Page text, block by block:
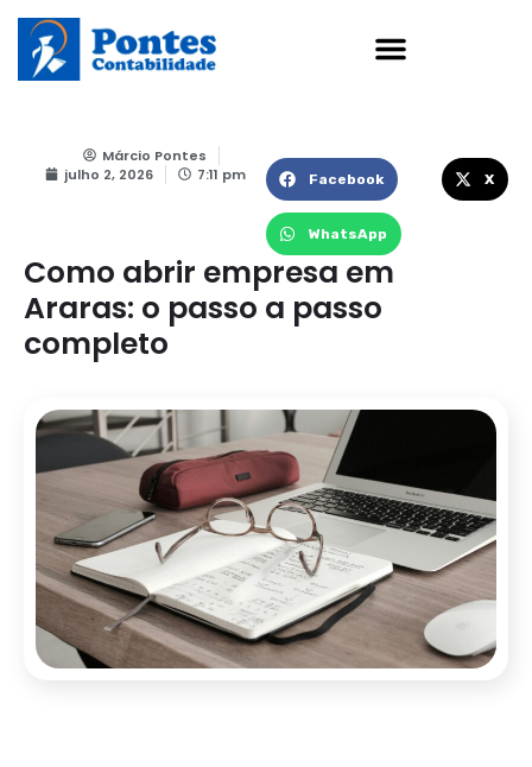
para
Márcio Pontes
julho 2, 2026
7:11 pm Facebook X
WhatsApp
Como abrir empresa em
Araras: o passo a passo
completo